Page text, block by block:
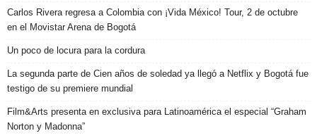
Carlos Rivera regresa a Colombia con ¡Vida México! Tour, 2 de octubre
en el Movistar Arena de Bogotá
Un poco de locura para la cordura
La segunda parte de Cien años de soledad ya llegó a Netflix y Bogotá fue
testigo de su premiere mundial
Film&Arts presenta en exclusiva para Latinoamérica el especial “Graham
Norton y Madonna”